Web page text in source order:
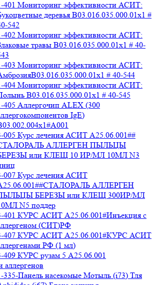
401 Мониторинг эффективности АСИТ:
деревья B03.016.035.000.01x1 #
542
402 Мониторинг эффективности АСИТ:
травы B03.016.035.000.01x1 # 40-
403 Мониторинг эффективности АСИТ:
# 40-544
404 Мониторинг эффективности АСИТ:
B03.016.035.000.01x1 # 40-545
405 Аллергочип ALEX (300
IgE)
005 Курс лечения АСИТ А25.06.001##
АЛЛЕРГЕН ПЫЛЬЦЫ
или КЛЕЩ 10 ИР/МЛ 10МЛ N3
007 Курс лечения АСИТ
АЛЛЕРГЕН
БЕРЕЗЫ или КЛЕЩ 300ИР/МЛ
N5 поддер
401 КУРС АСИТ А25.06.001#Инъекция с
(СИТ)РФ
407 КУРС АСИТ А25.06.001#КУРС АСИТ
РФ (1 мл)
409 КУРС рузам 5 А25.06.001
аллергенов
335-Панель насекомые Мотыль (i73) Тля